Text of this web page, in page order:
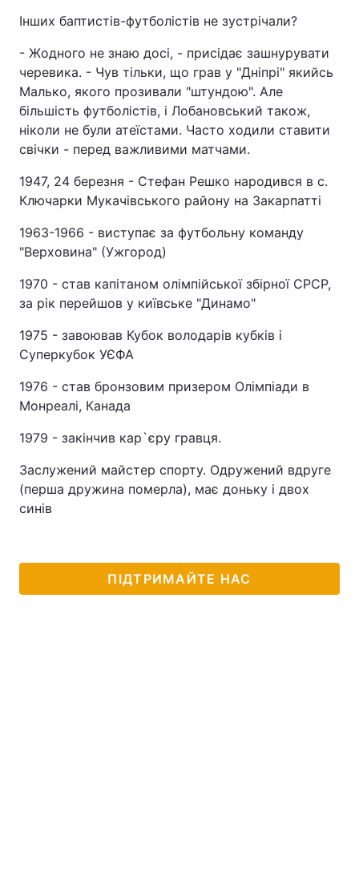
Інших баптистів-футболістів не зустрічали?
- Жодного не знаю досі, - присідає зашнурувати
черевика. - Чув тільки, що грав у "Дніпрі" якийсь
Малько, якого прозивали "штундою". Але
більшість футболістів, і Лобановський також,
ніколи не були атеїстами. Часто ходили ставити
свічки - перед важливими матчами.
1947, 24 березня - Стефан Решко народився в с.
Ключарки Мукачівського району на Закарпатті
1963-1966 - виступає за футбольну команду
"Верховина" (Ужгород)
1970 - став капітаном олімпійської збірної СРСР,
за рік перейшов у київське "Динамо"
1975 - завоював Кубок володарів кубків і
Суперкубок УЄФА
1976 - став бронзовим призером Олімпіади в
Монреалі, Канада
1979 - закінчив кар`єру гравця.
Заслужений майстер спорту. Одружений вдруге
(перша дружина померла), має доньку і двох
синів
ПІДТРИМАЙТЕ НАС